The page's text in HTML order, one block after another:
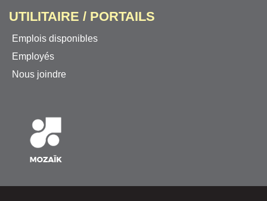
UTILITAIRE / PORTAILS
Emplois disponibles
Employés
Nous joindre